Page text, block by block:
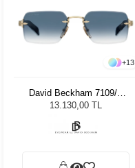
+13
David Beckham 7109/S
9RHL 5508 Unisex Güneş
13.130,00 TL